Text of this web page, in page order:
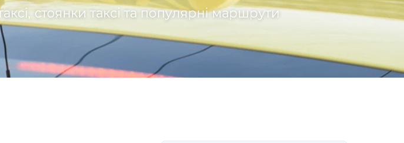
стоянки таксі та популярні маршрути